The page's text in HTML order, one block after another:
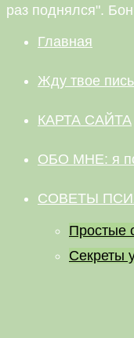
раз поднялся".
Главная
Жду твое
КАРТА САЙТА
ОБО МНЕ: я
СОВЕТЫ
Простые
Секреты